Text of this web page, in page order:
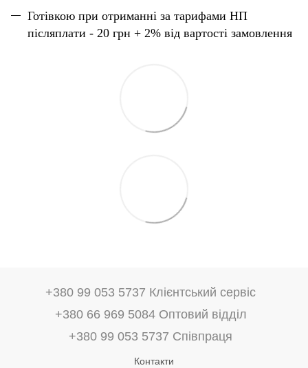
Готівкою при отриманні за тарифами НП
післяплати - 20 грн + 2% від вартості замовлення
+380 99 053 5737 Клієнтський сервіс
+380 66 969 5084 Оптовий відділ
+380 99 053 5737 Співпраця
Контакти